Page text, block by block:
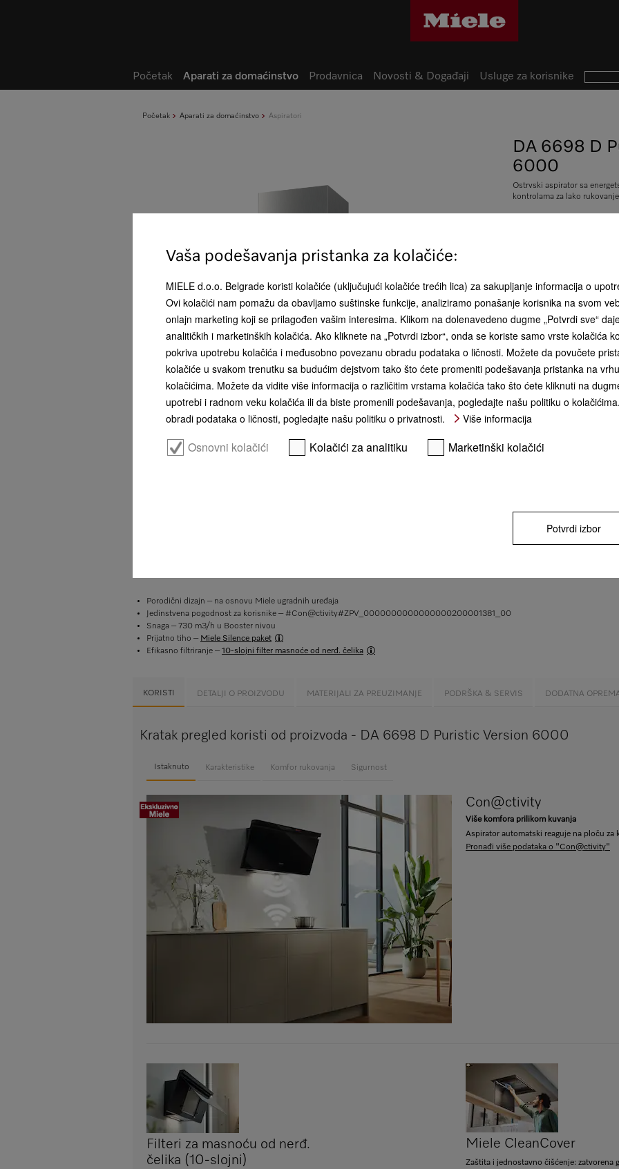
Početak Aparati za domaćinstvo Aspiratori
DA 6698 D
6000
Ostrvski aspirator sa
kontrolama za lako
RSD
Boja proizvoda: Inoks
** cena sa PDV-om, bez
Porodični dizajn – na osnovu Miele ugradnih uređaja
Jedinstvena pogodnost za korisnike – #Con@ctivity#ZPV_0000000000000000200001381_00
Snaga – 730 m3/h u Booster nivou
Prijatno tiho – Miele Silence paket
Efikasno filtriranje – 10-slojni filter masnoće od nerđ. čelika
KORISTI DETALJI O PROIZVODU MATERIJALI ZA PREUZIMANJE PODRŠKA & SERVIS DODATNA
Kratak pregled koristi od proizvoda - DA 6698 D Puristic Version 6000
Istaknuto Karakteristike Komfor rukovanja Sigurnost
Con@ctivity
Više komfora prilikom kuvanja
Aspirator automatski reaguje na ploču za
Pronađi više podataka o "Con@ctivity"
Filteri za masnoću od nerđ.
čelika (10-slojni)
Miele CleanCover
Zaštita i jednostavno čišćenje: zatvorena
Početak Aparati za domaćinstvo Prodavnica Novosti & Događaji Usluge za korisnike
Vaša podešavanja pristanka za kolačiće:
MIELE d.o.o. Belgrade koristi kolačiće (uključujući kolačiće trećih lica) za sakupljanje informacija o
Ovi kolačići nam pomažu da obavljamo suštinske funkcije, analiziramo ponašanje korisnika na svom
onlajn marketing koji se prilagođen vašim interesima. Klikom na dolenavedeno dugme „Potvrdi sve“
analitičkih i marketinških kolačića. Ako kliknete na „Potvrdi izbor“, onda se koriste samo vrste kolačića
pokriva upotrebu kolačića i međusobno povezanu obradu podataka o ličnosti. Možete da povučete
kolačiće u svakom trenutku sa budućim dejstvom tako što ćete promeniti podešavanja pristanka na
kolačićima. Možete da vidite više informacija o različitim vrstama kolačića tako što ćete kliknuti na
upotrebi i radnom veku kolačića ili da biste promenili podešavanja, pogledajte našu politiku o
obradi podataka o ličnosti, pogledajte našu politiku o privatnosti.
Više informacija
Osnovni kolačići Kolačići za analitiku Marketinški kolačići
Potvrdi izbor